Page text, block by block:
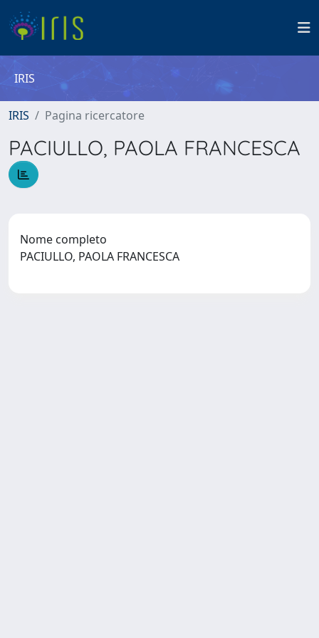
IRIS
IRIS Pagina ricercatore
PACIULLO, PAOLA FRANCESCA
Nome completo
PACIULLO, PAOLA FRANCESCA